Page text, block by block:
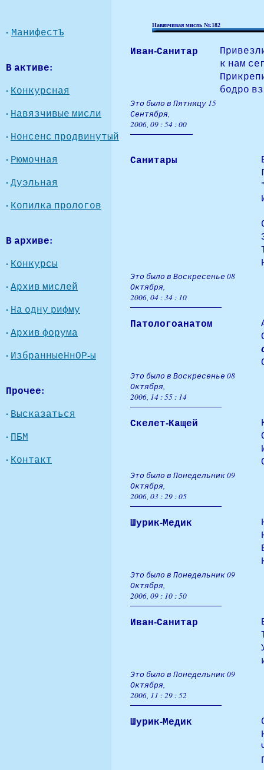
· МанифестЪ
В активе:
· Конкурсная
· Навязчивые мисли
· Нонсенс продвинутый
· Рюмочная
·Дуэльная
· Копилка прологов
В архиве:
· Конкурсы
·Архив мислей
· На одну рифму
·Архив форума
· ИзбранныеНнОР-ы
Прочее:
· Высказаться
· ПБМ
· Контакт
Навязчивая мисль Nr.182
Иван-Санитар
к нам
бодро
Это было в Пятницу 15
Сентября,
2006, 09 : 54 : 00
Санитары
Это было в Воскресенье 08
Октября,
2006, 04 : 34 : 10
Патологоанатом
Это было в Воскресенье 08
Октября,
2006, 14 : 55 : 14
Скелет-Кащей
Это было в Понедельник 09
Октября,
2006, 03 : 29 : 05
Шурик-Медик
Это было в Понедельник 09
Октября,
2006, 09 : 10 : 50
Иван-Санитар
Это было в Понедельник 09
Октября,
2006, 11 : 29 : 52
Шурик-Медик